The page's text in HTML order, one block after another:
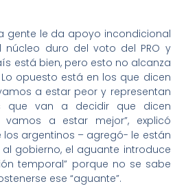
gente le da apoyo incondicional
duro del voto del PRO y
está bien, pero esto no alcanza
opuesto está en los que dicen
a estar peor y representan
que van a decidir que dicen
a estar mejor”, explicó
los argentinos – agregó- le están
gobierno, el aguante introduce
temporal” porque no se sabe
ese “aguante”.